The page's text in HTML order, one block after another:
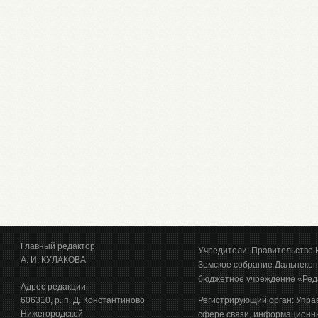
Главный редактор
А. И. КУЛАКОВА
Адрес редакции:
606310, р. п. Д. Константиново
Нижегородской
Учредители: Правительство
Земское собрание
бюджетное учреждение
Регистрирующий орган:
сфере связи,